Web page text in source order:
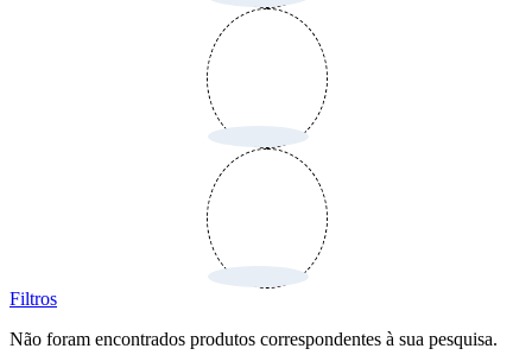
Filtros
Não foram encontrados produtos correspondentes à sua pesquisa.